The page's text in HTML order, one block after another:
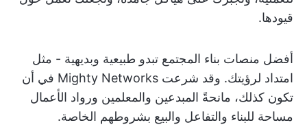
قيودها.
أفضل منصات بناء المجتمع تبدو طبيعية وبديهية - مثل
امتداد لرؤيتك. وقد شرعت Mighty Networks في أن
تكون كذلك، مانحةً المبدعين والمعلمين ورواد الأعمال
مساحة للبناء والتفاعل والبيع بشروطهم الخاصة.